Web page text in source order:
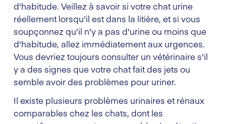
d'habitude. Veillez à savoir si votre chat urine
réellement lorsqu'il est dans la litière, et si vous
soupçonnez qu'il n'y a pas d'urine ou moins que
d'habitude, allez immédiatement aux urgences.
Vous devriez toujours consulter un vétérinaire s'il
y a des signes que votre chat fait des jets ou
semble avoir des problèmes pour uriner.
Il existe plusieurs problèmes urinaires et rénaux
comparables chez les chats, dont les